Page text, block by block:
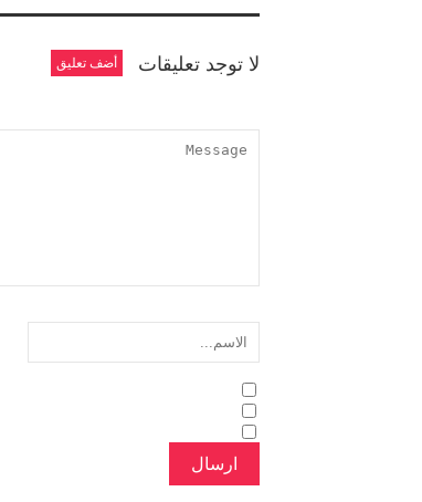
لا توجد تعليقات أضف تعليق